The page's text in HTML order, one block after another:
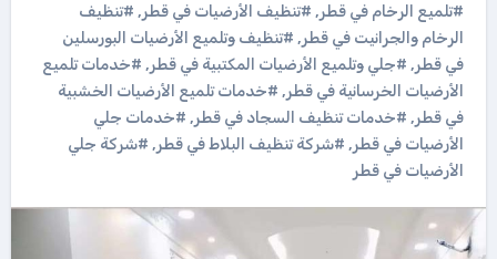
#تلميع الرخام في قطر, #تنظيف الأرضيات في قطر, #تنظيف
الرخام والجرانيت في قطر, #تنظيف وتلميع الأرضيات البورسلين
في قطر, #جلي وتلميع الأرضيات المكتبية في قطر, #خدمات تلميع
الأرضيات الخرسانية في قطر, #خدمات تلميع الأرضيات الخشبية
في قطر, #خدمات تنظيف السجاد في قطر, #خدمات جلي
الأرضيات في قطر, #شركة تنظيف البلاط في قطر, #شركة جلي
الأرضيات في قطر